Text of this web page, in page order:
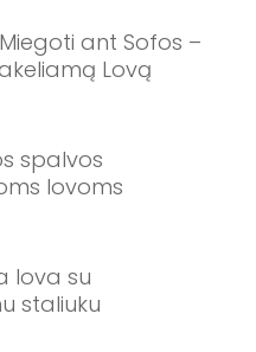
ant Sofos –
Lovą
spalvos
lovoms
lova su
staliuku